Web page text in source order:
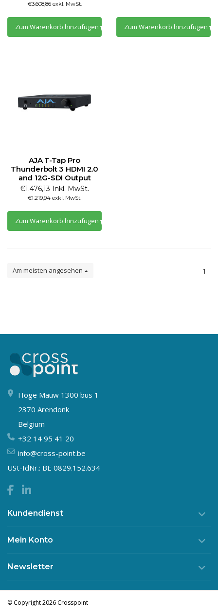
€3.608,86 exkl. MwSt.
Zum Warenkorb hinzufügen Zum Warenkorb hinzufügen
AJA T-Tap Pro
Thunderbolt 3 HDMI 2.0
and 12G-SDI Output
€1.476,13 Inkl. MwSt.
€1.219,94 exkl. MwSt.
Zum Warenkorb hinzufügen
Am meisten angesehen 1
Hoge Mauw 1300 bus 1
2370 Arendonk
Belgium
+32 14 95 41 20
info@cross-point.be
USt-IdNr.: BE 0829.152.634
Kundendienst
Mein Konto
Newsletter
© Copyright 2026 Crosspoint